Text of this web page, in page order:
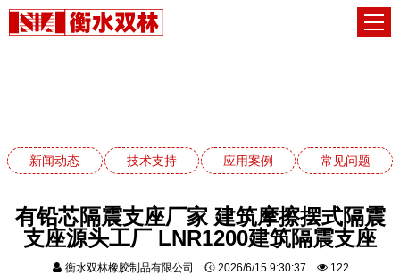
新闻动态 技术支持 应用案例 常见问题
有铅芯隔震支座厂家 建筑摩擦摆式隔震
支座源头工厂 LNR1200建筑隔震支座
衡水双林橡胶制品有限公司 2026/6/15 9:30:37 122